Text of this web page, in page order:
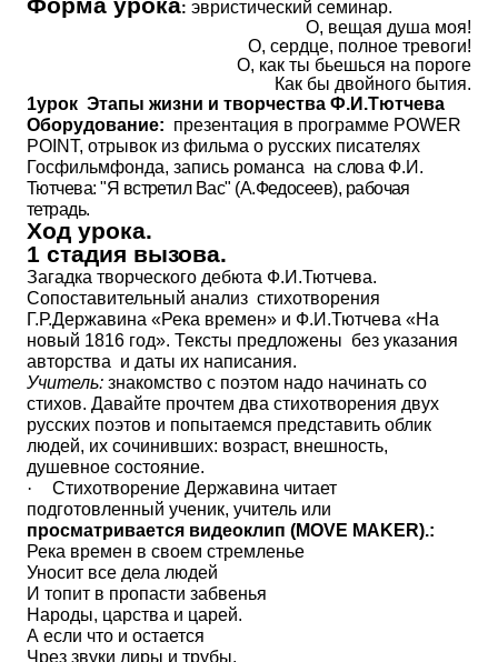
Форма урока: эвристический семинар.
О, вещая душа моя!
О, сердце, полное тревоги!
О, как ты бьешься на пороге
Как бы двойного бытия.
1урок Этапы жизни и творчества Ф.И.Тютчева
Оборудование: презентация в программе POWER
POINT, отрывок из фильма о русских писателях
Госфильмфонда, запись романса на слова Ф.И.
Тютчева: "Я встретил Вас" (А.Федосеев), рабочая
тетрадь.
Ход урока.
1 стадия вызова.
Загадка творческого дебюта Ф.И.Тютчева.
Сопоставительный анализ стихотворения
Г.Р.Державина «Река времен» и Ф.И.Тютчева «На
новый 1816 год». Тексты предложены без указания
авторства и даты их написания.
Учитель: знакомство с поэтом надо начинать со
стихов. Давайте прочтем два стихотворения двух
русских поэтов и попытаемся представить облик
людей, их сочинивших: возраст, внешность,
душевное состояние.
·
Стихотворение Державина читает
подготовленный ученик, учитель или
просматривается видеоклип (MOVE MAKER).:
Река времен в своем стремленье
Уносит все дела людей
И топит в пропасти забвенья
Народы, царства и царей.
А если что и остается
Чрез звуки лиры и трубы,